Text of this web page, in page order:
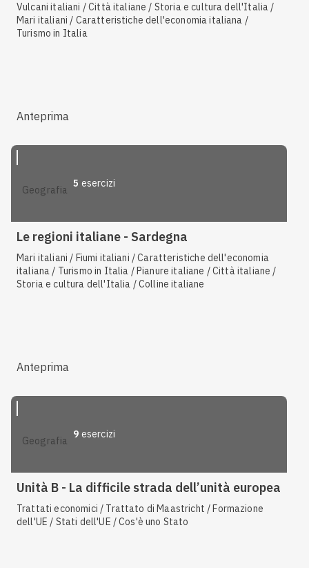
Vulcani italiani / Città italiane / Storia e cultura dell'Italia /
Mari italiani / Caratteristiche dell'economia italiana /
Turismo in Italia
Anteprima
geografia
5 esercizi
Le regioni italiane - Sardegna
Mari italiani / Fiumi italiani / Caratteristiche dell'economia
italiana / Turismo in Italia / Pianure italiane / Città italiane /
Storia e cultura dell'Italia / Colline italiane
Anteprima
geografia
9 esercizi
Unità B - La difficile strada dell’unità europea
Trattati economici / Trattato di Maastricht / Formazione
dell'UE / Stati dell'UE / Cos'è uno Stato